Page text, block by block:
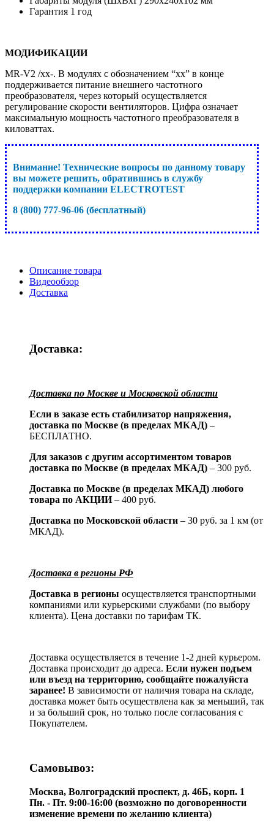
Гарантия 1 год
МОДИФИКАЦИИ
MR-V2 /xx-. В модулях с обозначением “xx” в конце
поддерживается питание внешнего частотного
преобразователя, через который осуществляется
регулирование скорости вентиляторов. Цифра означает
максимальную мощность частотного преобразователя в
киловаттах.
Внимание! Технические вопросы по данному товару
вы можете решить, обратившись в службу
поддержки компании ELECTROTEST
8 (800) 777-96-06 (бесплатный)
Описание товара
Видеообзор
Доставка
Доставка:
Доставка по Москве и Московской области
Если в заказе есть стабилизатор напряжения,
доставка по Москве (в пределах МКАД) –
БЕСПЛАТНО.
Для заказов с другим ассортиментом товаров
доставка по Москве (в пределах МКАД) – 300 руб.
Доставка по Москве (в пределах МКАД) любого
товара по АКЦИИ– 400 руб.
Доставка по Московской области – 30 руб. за 1 км (от
МКАД).
Доставка в регионы РФ
Доставка в регионы осуществляется транспортными
компаниями или курьерскими службами (по выбору
клиента). Цена доставки по тарифам ТК.
Доставка осуществляется в течение 1-2 дней курьером.
Доставка происходит до адреса. Если нужен подъем
или въезд на территорию, сообщайте пожалуйста
заранее! В зависимости от наличия товара на складе,
доставка может быть осуществлена как за меньший, так
и за больший срок, но только после согласования с
Покупателем.
Самовывоз:
Москва, Волгоградский проспект, д. 46Б, корп. 1
Пн. - Пт. 9:00-16:00 (возможно по договоренности
изменение времени по желанию клиента)